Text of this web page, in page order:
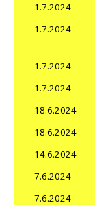
1.7.2024
1.7.2024
1.7.2024
1.7.2024
18.6.2024
18.6.2024
14.6.2024
7.6.2024
7.6.2024